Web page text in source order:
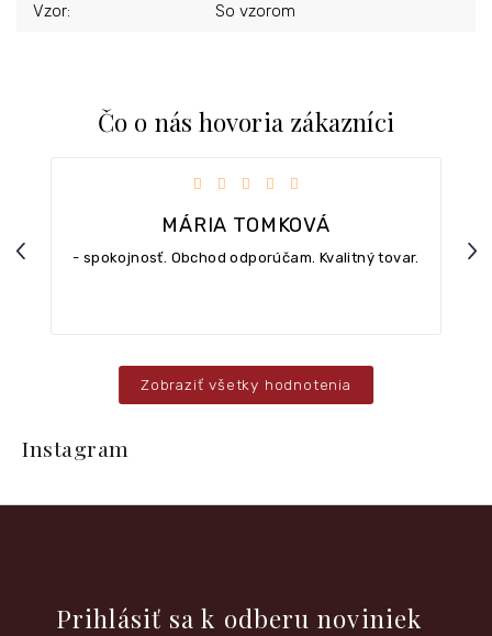
Vzor: So vzorom
Čo o nás hovoria zákazníci
Previous
MÁRIA TOMKOVÁ
Hodnotenie obchodu je 5 z 5 hviezdičiek.
- spokojnosť. Obchod odporúčam. Kvalitný tovar.
Zobraziť všetky hodnotenia
t
Instagram
Prihlásiť sa k odberu noviniek